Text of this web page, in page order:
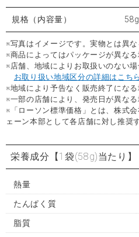
規格（内容量） 58g
※写真はイメージです。実物とは異な
※商品によってはパッケージが異なる
※店舗、地域によりお取扱いのない場
お取り扱い地域区分の詳細はこちら
※地域により予告なく販売終了になる
※一部の店舗により、発売日が異なる
※「ローソン標準価格」とは、株式
ェーン本部として各店舗に対し推奨
栄養成分 【1袋(58g)当たり】
熱量
たんぱく質
脂質